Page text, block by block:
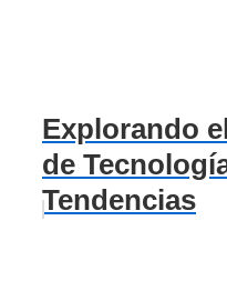
Explorando
de
Tendencias